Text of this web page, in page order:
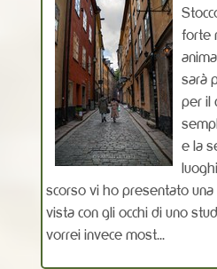
forte
sarà
per il
e la
scorso vi ho presentato una
vista con gli occhi di uno
vorrei invece most...